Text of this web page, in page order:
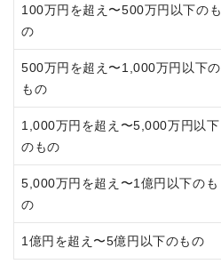
100万円を超え〜500万円以下のも
の
500万円を超え〜1,000万円以下の
もの
1,000万円を超え〜5,000万円以下
のもの
5,000万円を超え〜1億円以下のも
の
1億円を超え〜5億円以下のもの